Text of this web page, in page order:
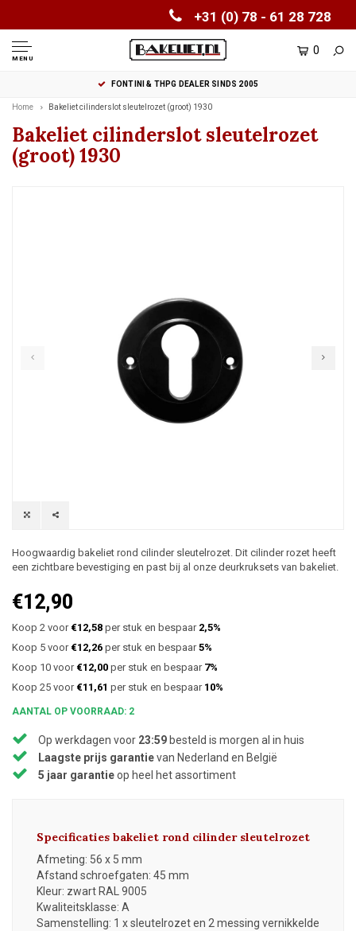
+31 (0) 78 - 61 28 728
MENU
0
FONTINI & THPG DEALER SINDS 2005
Home Bakeliet cilinderslot sleutelrozet (groot) 1930
Bakeliet cilinderslot sleutelrozet
(groot) 1930
Hoogwaardig bakeliet rond cilinder sleutelrozet. Dit cilinder rozet heeft
een zichtbare bevestiging en past bij al onze deurkruksets van bakeliet.
€12,90
Koop 2 voor €12,58 per stuk en bespaar 2,5%
Koop 5 voor €12,26 per stuk en bespaar5%
Koop 10 voor €12,00 per stuk en bespaar 7%
Koop 25 voor €11,61 per stuk en bespaar 10%
AANTAL OP VOORRAAD: 2
Op werkdagen voor 23:59 besteld is morgen al in huis
Laagste prijs garantievan Nederland en België
5 jaar garantieop heel het assortiment
Specificaties bakeliet rond cilinder sleutelrozet
Afmeting: 56 x 5 mm
Afstand schroefgaten: 45 mm
Kleur: zwart RAL 9005
Kwaliteitsklasse: A
Samenstelling: 1 x sleutelrozet en 2 messing vernikkelde